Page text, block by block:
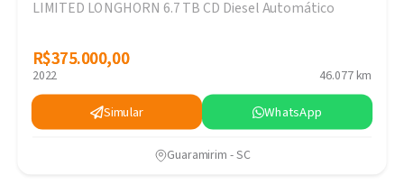
LIMITED LONGHORN 6.7 TB CD Diesel Automático
R$375.000,00
R$375.000,00
2022 46.077 km
Simular WhatsApp
Guaramirim - SC